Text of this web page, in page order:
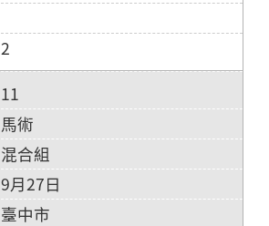
2
11
馬術
混合組
9月27日
臺中市